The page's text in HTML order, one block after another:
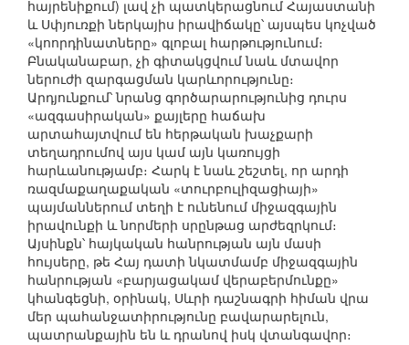
հայրենիքում) լավ չի պատկերացնում Հայաստանի
և Սփյուռքի ներկայիս իրավիճակը՝ այսպես կոչված
«կոորդինատները» գլոբալ հարթությունում։
Բնականաբար, չի գիտակցվում նաև մտավոր
ներուժի զարգացման կարևորությունը։
Արդյունքում՝ նրանց գործարարությունից դուրս
«ազգասիրական» քայլերը հաճախ
արտահայտվում են հերթական խաչքարի
տեղադրումով այս կամ այն կառույցի
հարևանությամբ։ Հարկ է նաև շեշտել, որ արդի
ռազմաքաղաքական «տուրբուլիզացիայի»
պայմաններում տեղի է ունենում միջազգային
իրավունքի և նորմերի սրընթաց արժեզրկում։
Այսինքն՝ հայկական հանրության այն մասի
հույսերը, թե Հայ դատի նկատմամբ միջազգային
հանրության «բարյացակամ վերաբերմունքը»
կհանգեցնի, օրինակ, Սևրի դաշնագրի հիման վրա
մեր պահանջատիրությունը բավարարելուն,
պատրանքային են և դրանով իսկ վտանգավոր։